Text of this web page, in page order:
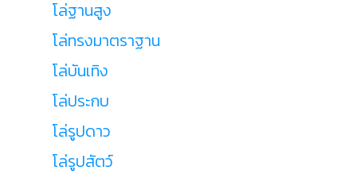
โล่ฐานสูง
โล่ทรงมาตราฐาน
โล่บันเทิง
โล่ประกบ
โล่รูปดาว
โล่รูปสัตว์